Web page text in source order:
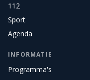
112
Sport
Agenda
INFORMATIE
Programma's